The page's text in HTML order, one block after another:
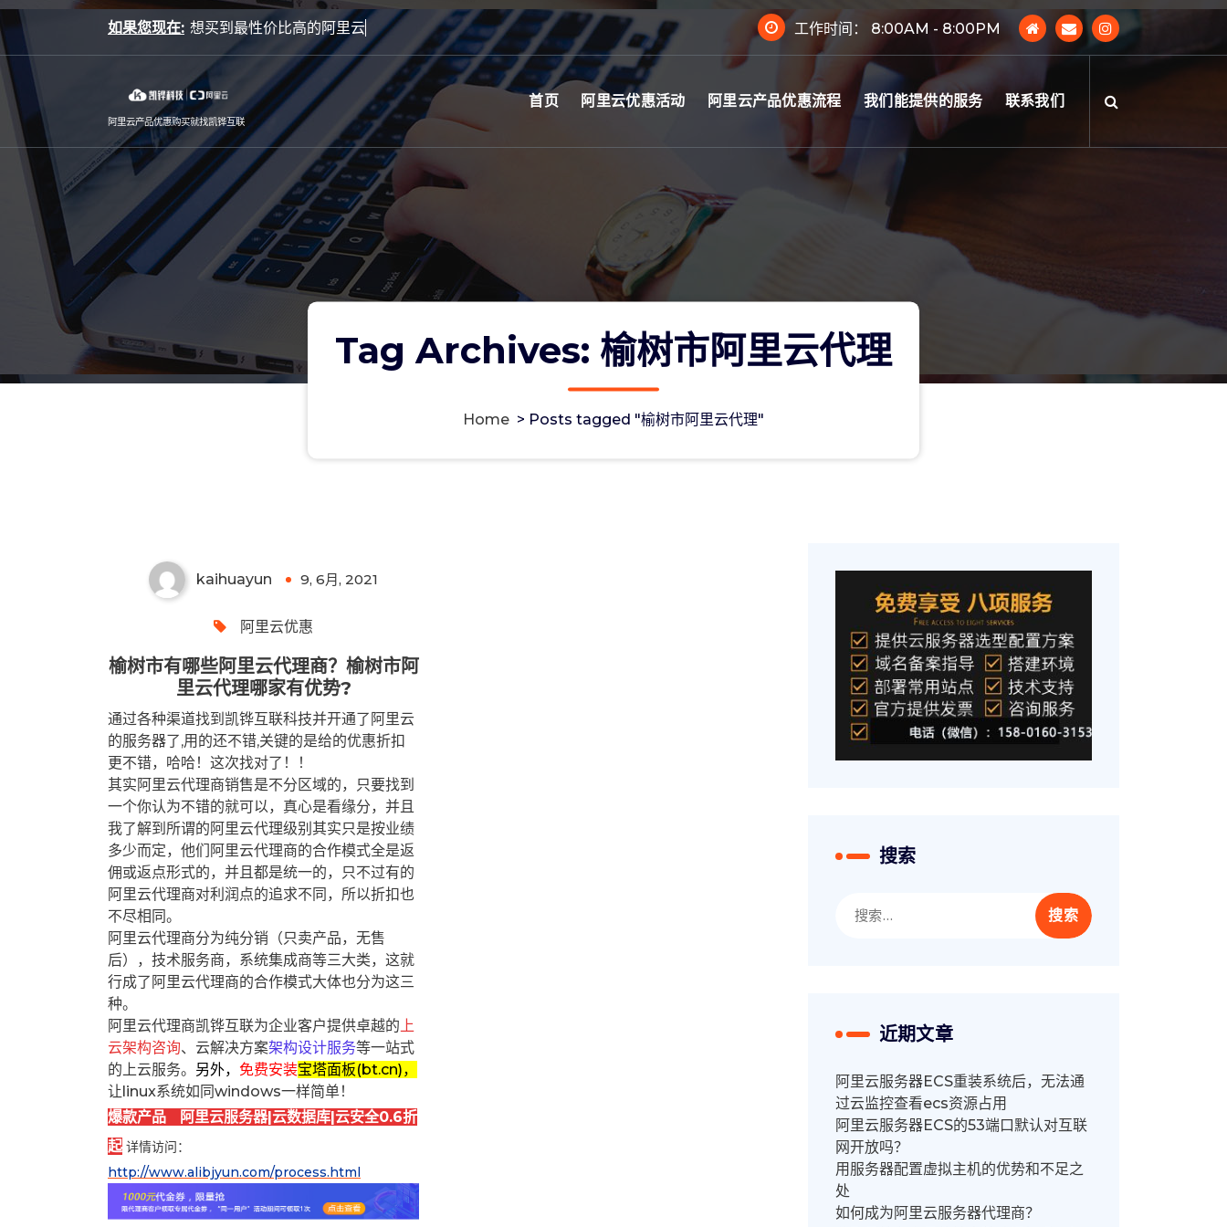
Skip
to
content
如果您现在: 工作时间： 8:00AM - 8:00PM
阿里云产品优惠购买就找凯铧互联
首页 阿里云优惠活动 阿里云产品优惠流程 我们能提供的服务 联系我们
Tag Archives: 榆树市阿里云代理
Home > Posts tagged "榆树市阿里云代理"
0
kaihuayun 9, 6月, 2021
阿里云优惠
榆树市有哪些阿里云代理商？榆树市阿
里云代理哪家有优势?
通过各种渠道找到凯铧互联科技并开通了阿里云
的服务器了,用的还不错,关键的是给的优惠折扣
更不错，哈哈！这次找对了！！
其实阿里云代理商销售是不分区域的，只要找到
一个你认为不错的就可以，真心是看缘分，并且
我了解到所谓的阿里云代理级别其实只是按业绩
多少而定，他们阿里云代理商的合作模式全是返
佣或返点形式的，并且都是统一的，只不过有的
阿里云代理商对利润点的追求不同，所以折扣也
不尽相同。
阿里云代理商分为纯分销（只卖产品，无售
后），技术服务商，系统集成商等三大类，这就
行成了阿里云代理商的合作模式大体也分为这三
种。
阿里云代理商凯铧互联为企业客户提供卓越的上
云架构咨询、云解决方案架构设计服务等一站式
的上云服务。 另外， 免费安装宝塔面板(bt.cn)，
让linux系统如同windows一样简单！
爆款产品 阿里云服务器|云数据库|云安全0.6折
起 详情访问：
http://www.alibjyun.com/process.html
搜索
索：
近期文章
阿里云服务器ECS重装系统后，无法通
过云监控查看ecs资源占用
阿里云服务器ECS的53端口默认对互联
网开放吗？
用服务器配置虚拟主机的优势和不足之
处
如何成为阿里云服务器代理商？